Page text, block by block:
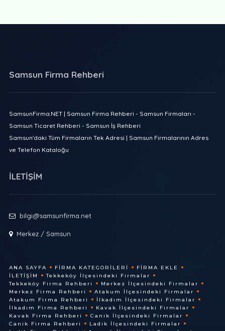
Samsun Firma Rehberi
SamsunFirma.NET | Samsun Firma Rehberi - Samsun Firmaları -
Samsun Ticaret Rehberi - Samsun İş Rehberi
Samsun'daki Tüm Firmaların Tek Adresi | Samsun Firmalarının Adres
ve Telefon Kataloğu
İLETİŞİM
bilgi@samsunfirma.net
Merkez / Samsun
ANA SAYFA FIRMA KATEGORILERI
FIRMA EKLE
İLETIŞIM
Tekkeköy İlçesindeki Firmalar
Tekkeköy Firma Rehberi
Merkez İlçesindeki Firmalar
Merkez Firma Rehberi
Atakum İlçesindeki Firmalar
Atakum Firma Rehberi
İlkadım İlçesindeki Firmalar
İlkadım Firma Rehberi
Kavak İlçesindeki Firmalar
Kavak Firma Rehberi
Canik İlçesindeki Firmalar
Canik Firma Rehberi
Ladik İlçesindeki Firmalar